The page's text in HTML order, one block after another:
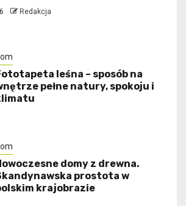
Redakcja
leśna – sposób na
pełne natury, spokoju i
domy z drewna.
prostota w
krajobrazie